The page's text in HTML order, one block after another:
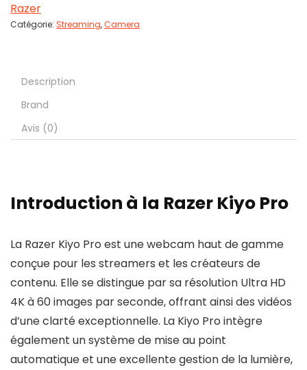
Razer
Catégorie: Streaming,Camera
Description
Brand
Avis (0)
Introduction à la Razer Kiyo Pro
La Razer Kiyo Pro est une webcam haut de gamme
conçue pour les streamers et les créateurs de
contenu. Elle se distingue par sa résolution Ultra HD
4K à 60 images par seconde, offrant ainsi des vidéos
d’une clarté exceptionnelle. La Kiyo Pro intègre
également un système de mise au point
automatique et une excellente gestion de la lumière,